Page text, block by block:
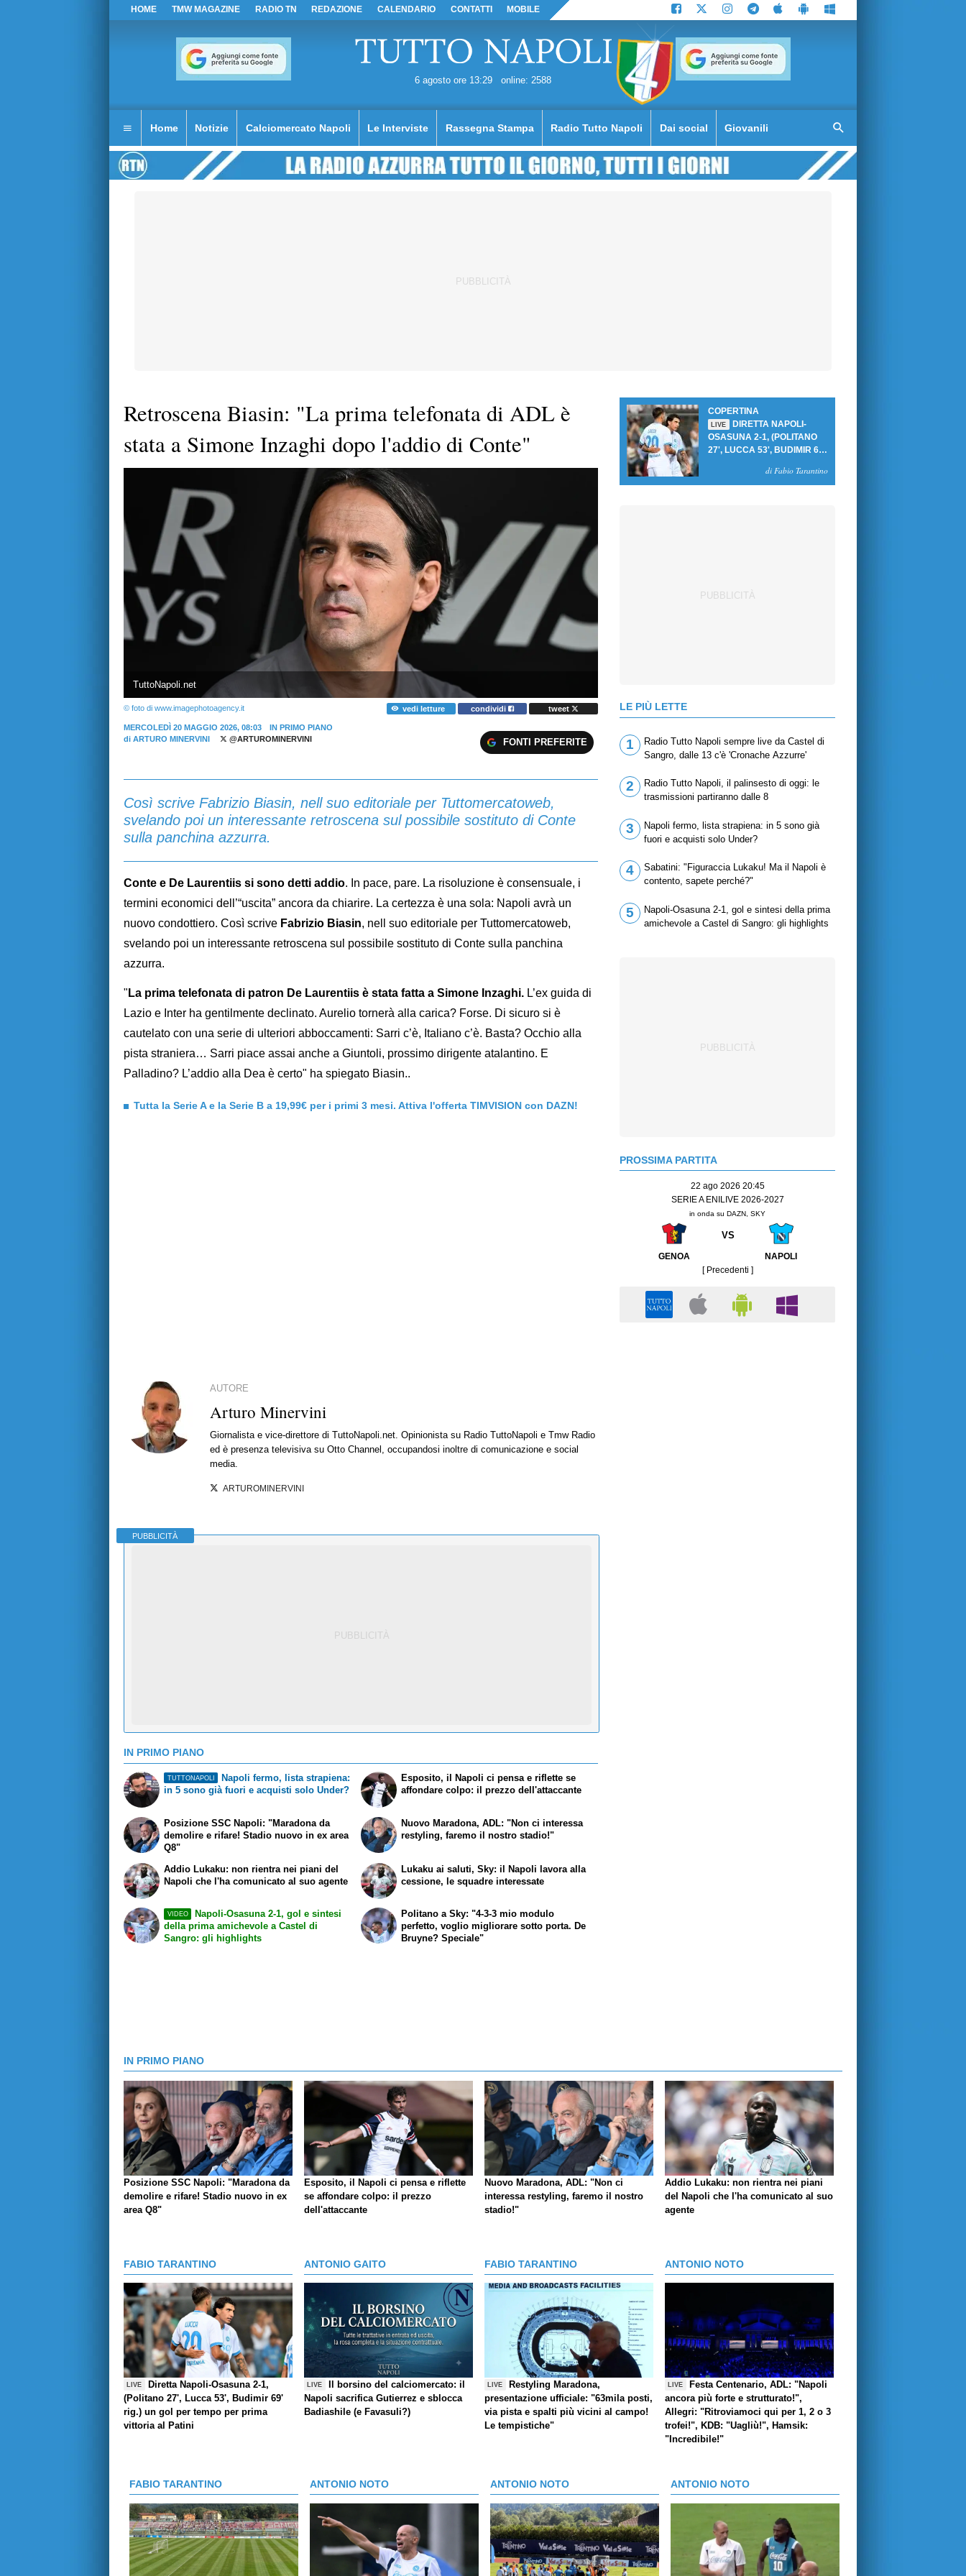
HOME TMW MAGAZINE RADIO TN REDAZIONE CALENDARIO CONTATTI MOBILE
6 agosto ore 13:29 online: 2588
Home Notizie Calciomercato Napoli Le Interviste Rassegna Stampa Radio Tutto Napoli Dai social Giovanili
Retroscena Biasin: "La prima telefonata di ADL è
stata a Simone Inzaghi dopo l'addio di Conte"
TuttoNapoli.net
© foto di www.imagephotoagency.it vedi letture condividi tweet
MERCOLEDÌ 20 MAGGIO 2026, 08:03
IN PRIMO PIANO
di ARTURO MINERVINI @ARTUROMINERVINI FONTI PREFERITE
Così scrive Fabrizio Biasin, nell suo editoriale per Tuttomercatoweb,
svelando poi un interessante retroscena sul possibile sostituto di Conte
sulla panchina azzurra.
Conte e De Laurentiis si sono detti addio. In pace, pare. La risoluzione è consensuale, i
termini economici dell’“uscita” ancora da chiarire. La certezza è una sola: Napoli avrà un
nuovo condottiero. Così scrive Fabrizio Biasin, nell suo editoriale per Tuttomercatoweb,
svelando poi un interessante retroscena sul possibile sostituto di Conte sulla panchina
azzurra.
" La prima telefonata di patron De Laurentiis è stata fatta a Simone Inzaghi. L’ex guida di
Lazio e Inter ha gentilmente declinato. Aurelio tornerà alla carica? Forse. Di sicuro si è
cautelato con una serie di ulteriori abboccamenti: Sarri c’è, Italiano c’è. Basta? Occhio alla
pista straniera… Sarri piace assai anche a Giuntoli, prossimo dirigente atalantino. E
Palladino? L’addio alla Dea è certo" ha spiegato Biasin..
Tutta la Serie A e la Serie B a 19,99€ per i primi 3 mesi. Attiva l'offerta TIMVISION con DAZN!
AUTORE
Arturo Minervini
Giornalista e vice-direttore di TuttoNapoli.net. Opinionista su Radio TuttoNapoli e Tmw Radio
ed è presenza televisiva su Otto Channel, occupandosi inoltre di comunicazione e social
media.
ARTUROMINERVINI
PUBBLICITÀ
IN PRIMO PIANO
TUTTONAPOLI
Napoli fermo, lista strapiena:
in 5 sono già fuori e acquisti solo Under?
Posizione SSC Napoli: "Maradona da
demolire e rifare! Stadio nuovo in ex area
Q8"
Esposito, il Napoli ci pensa e riflette se
affondare colpo: il prezzo dell'attaccante
Nuovo Maradona, ADL: "Non ci interessa
restyling, faremo il nostro stadio!"
Addio Lukaku: non rientra nei piani del
Napoli che l'ha comunicato al suo agente
VIDEO
Napoli-Osasuna 2-1, gol e sintesi
della prima amichevole a Castel di
Sangro: gli highlights
Lukaku ai saluti, Sky: il Napoli lavora alla
cessione, le squadre interessate
Politano a Sky: "4-3-3 mio modulo
perfetto, voglio migliorare sotto porta. De
Bruyne? Speciale"
COPERTINA
LIVE
DIRETTA NAPOLI-
OSASUNA 2-1, (POLITANO
27', LUCCA 53', BUDIMIR 69'
PER PRIMA VITTORIA AL
di Fabio Tarantino
LE PIÙ LETTE
1
Radio Tutto Napoli sempre live da Castel di
Sangro, dalle 13 c'è 'Cronache Azzurre'
2
Radio Tutto Napoli, il palinsesto di oggi: le
trasmissioni partiranno dalle 8
3
Napoli fermo, lista strapiena: in 5 sono già
fuori e acquisti solo Under?
4
Sabatini: "Figuraccia Lukaku! Ma il Napoli è
contento, sapete perché?"
5
Napoli-Osasuna 2-1, gol e sintesi della prima
amichevole a Castel di Sangro: gli highlights
PROSSIMA PARTITA
22 ago 2026 20:45
SERIE A ENILIVE 2026-2027
in onda su DAZN, SKY
VS
GENOA
NAPOLI
[ Precedenti ]
IN PRIMO PIANO
Posizione SSC Napoli: "Maradona da
demolire e rifare! Stadio nuovo in ex
area Q8"
Esposito, il Napoli ci pensa e riflette
se affondare colpo: il prezzo
dell'attaccante
Nuovo Maradona, ADL: "Non ci
interessa restyling, faremo il nostro
stadio!"
Addio Lukaku: non rientra nei piani
del Napoli che l'ha comunicato al suo
agente
FABIO TARANTINO
LIVE
Diretta Napoli-Osasuna 2-1,
(Politano 27', Lucca 53', Budimir 69'
rig.) un gol per tempo per prima
vittoria al Patini
ANTONIO GAITO
LIVE
Il borsino del calciomercato: il
Napoli sacrifica Gutierrez e sblocca
Badiashile (e Favasuli?)
FABIO TARANTINO
LIVE
Restyling Maradona,
presentazione ufficiale: "63mila posti,
via pista e spalti più vicini al campo!
Le tempistiche"
ANTONIO NOTO
LIVE
Festa Centenario, ADL: "Napoli
ancora più forte e strutturato!",
Allegri: "Ritroviamoci qui per 1, 2 o 3
trofei!", KDB: "Uagliù!", Hamsik:
"Incredibile!"
FABIO TARANTINO ANTONIO NOTO ANTONIO NOTO ANTONIO NOTO